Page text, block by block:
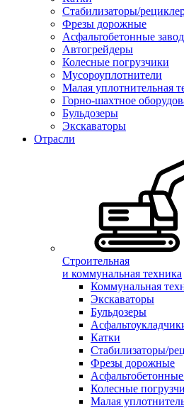
Стабилизаторы/
Фрезы дорожные
Асфальтобетонные
Автогрейдеры
Колесные погрузчики
Мусороуплотнители
Малая уплотнительная
Горно-шахтное
Бульдозеры
Экскаваторы
Отрасли
Строительная
и коммунальная техника
Коммунальная
Экскаваторы
Бульдозеры
Катки
Стабилизаторы/
Фрезы дорожные
Колесные
Малая